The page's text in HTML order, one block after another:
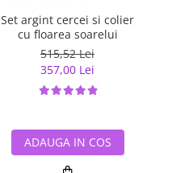
Set argint cercei si colier
cu floarea soarelui
515,52 Lei
357,00 Lei
ADAUGA IN COS